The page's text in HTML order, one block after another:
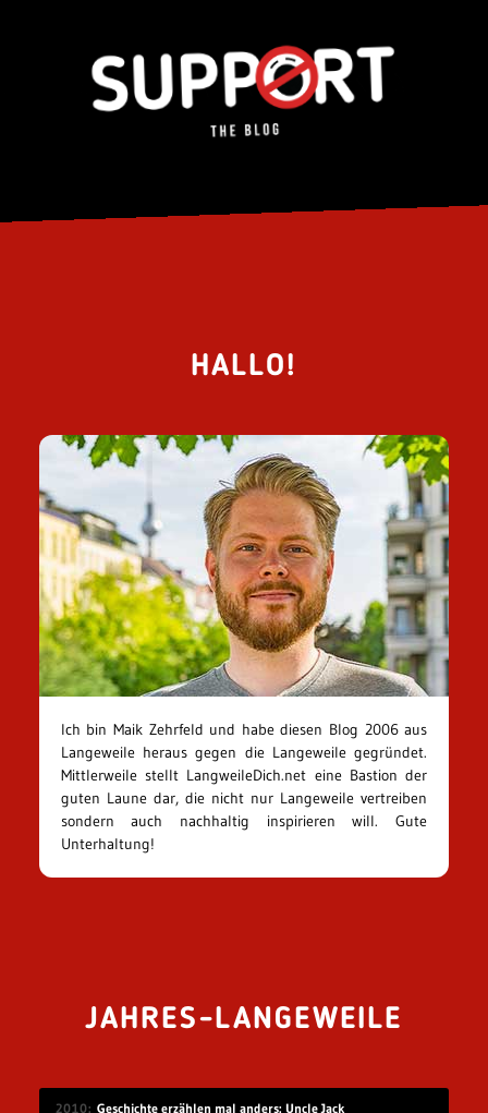
HALLO!
Ich bin Maik Zehrfeld und habe diesen Blog 2006 aus
Langeweile heraus gegen die Langeweile gegründet.
Mittlerweile stellt LangweileDich.net eine Bastion der
guten Laune dar, die nicht nur Langeweile vertreiben
sondern auch nachhaltig inspirieren will. Gute
Unterhaltung!
JAHRES-LANGEWEILE
2010 Geschichte erzählen mal anders: Uncle Jack